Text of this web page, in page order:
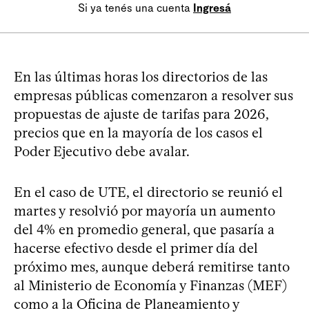
Si ya tenés una cuenta Ingresá
En las últimas horas los directorios de las
empresas públicas comenzaron a resolver sus
propuestas de ajuste de tarifas para 2026,
precios que en la mayoría de los casos el
Poder Ejecutivo debe avalar.
En el caso de UTE, el directorio se reunió el
martes y resolvió por mayoría un aumento
del 4% en promedio general, que pasaría a
hacerse efectivo desde el primer día del
próximo mes, aunque deberá remitirse tanto
al Ministerio de Economía y Finanzas (MEF)
como a la Oficina de Planeamiento y